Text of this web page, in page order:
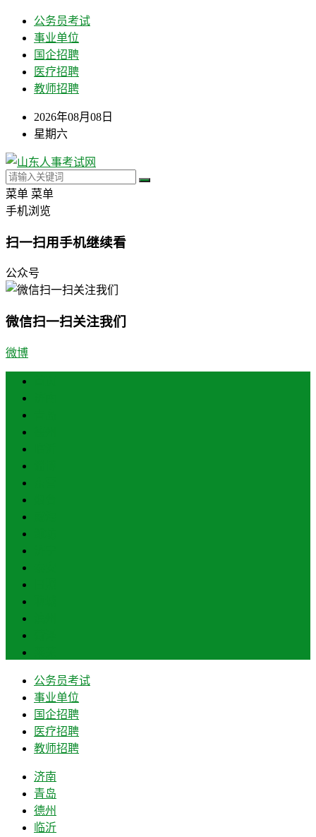
公务员考试
事业单位
国企招聘
医疗招聘
教师招聘
2026年08月08日
星期六
菜单 菜单
手机浏览
扫一扫用手机继续看
公众号
微信扫一扫关注我们
微博
公务员考试
事业单位
国企招聘
医疗招聘
教师招聘
济南
青岛
德州
临沂